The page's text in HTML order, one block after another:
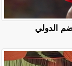
يضم الدولي